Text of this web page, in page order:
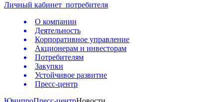
Личный кабинет потребителя
О компании
Деятельность
Корпоративное управление
Акционерам и инвесторам
Потребителям
Закупки
Устойчивое развитие
Пресс-центр